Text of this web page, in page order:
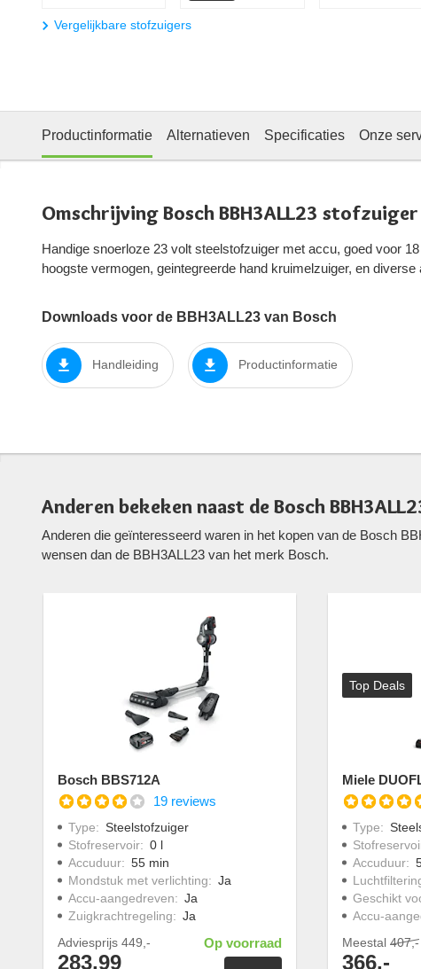
Vergelijkbare stofzuigers
Productinformatie Alternatieven Specificaties Onze
Omschrijving Bosch BBH3ALL23 stofzuiger
Handige snoerloze 23 volt steelstofzuiger met accu, goed voor
hoogste vermogen, geintegreerde hand kruimelzuiger, en diverse
Downloads voor de BBH3ALL23 van Bosch
Handleiding Productinformatie
Anderen bekeken naast de Bosch
Anderen die geïnteresseerd waren in het kopen van de Bosch
wensen dan de BBH3ALL23 van het merk Bosch.
Bosch BBS712A
19 reviews
Type: Steelstofzuiger
Stofreservoir: 0 l
Accuduur: 55 min
Mondstuk met verlichting: Ja
Accu-aangedreven: Ja
Zuigkrachtregeling: Ja
Adviesprijs 449,-
283,99
Op voorraad
Top Deals
Miele
Type:
Accuduur:
Geschikt
Accu-
Meestal 407,-
366,-